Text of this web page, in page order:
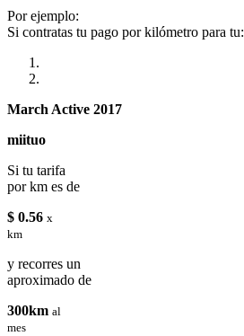
Por ejemplo:
Si contratas tu pago por kilómetro para tu:
March Active 2017
miituo
Si tu tarifa
por km es de
$ 0.56 x
km
y recorres un
aproximado de
300km al
mes